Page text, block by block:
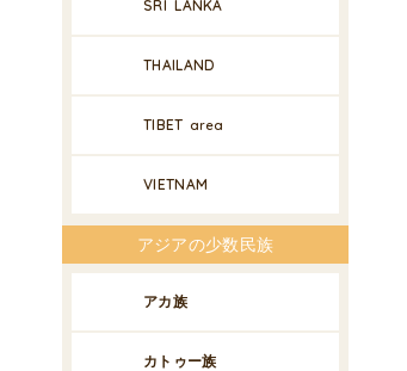
SRI LANKA
THAILAND
TIBET area
VIETNAM
アジアの少数民族
アカ族
カトゥー族